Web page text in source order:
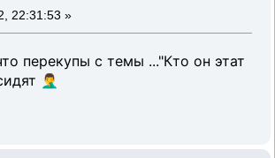
22:31:53 »
перекупы с темы ..."Кто он этат
🤦‍♂️